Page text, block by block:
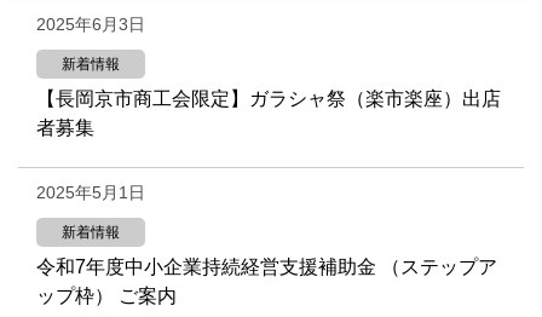
2025年6月3日
新着情報
【長岡京市商工会限定】ガラシャ祭（楽市楽座）出店
者募集
2025年5月1日
新着情報
令和7年度中小企業持続経営支援補助金 （ステップア
ップ枠） ご案内